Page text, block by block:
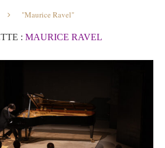
"Maurice Ravel"
: MAURICE RAVEL